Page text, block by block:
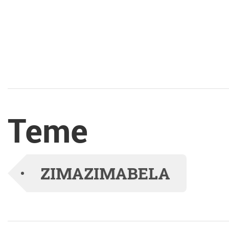
izmed vodij projekta
Blišč in beda
prazgodovinskega
brona: negovska
arheologinja, katere oči
Teme
ZIMAZIMABELA